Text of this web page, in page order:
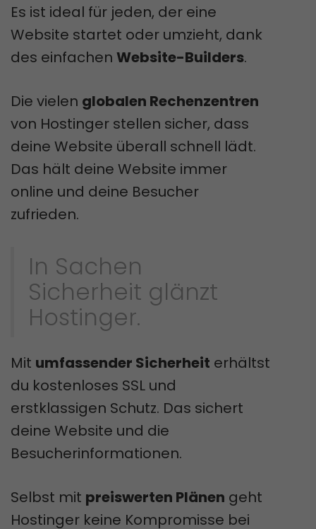
Es ist ideal für jeden, der eine
Website startet oder umzieht, dank
des einfachen Website-Builders.
Die vielen globalen Rechenzentren
von Hostinger stellen sicher, dass
deine Website überall schnell lädt.
Das hält deine Website immer
online und deine Besucher
zufrieden.
In Sachen
Sicherheit glänzt
Hostinger.
Mit umfassender Sicherheit erhältst
du kostenloses SSL und
erstklassigen Schutz. Das sichert
deine Website und die
Besucherinformationen.
Selbst mit preiswerten Plänen geht
Hostinger keine Kompromisse bei